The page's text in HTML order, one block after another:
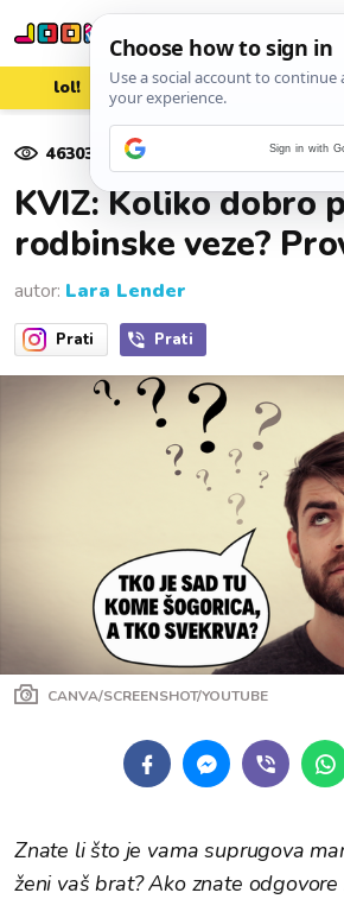
lol! aww
46303 pregleda
KVIZ: Koliko dobro
rodbinske veze?
autor: Lara Lender
Prati Prati
CANVA/SCREENSHOT/YOUTUBE
Znate li što je vama suprugova
ženi vaš brat? Ako znate
Sign in with